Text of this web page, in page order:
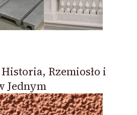
Rzemiosło i
Jednym